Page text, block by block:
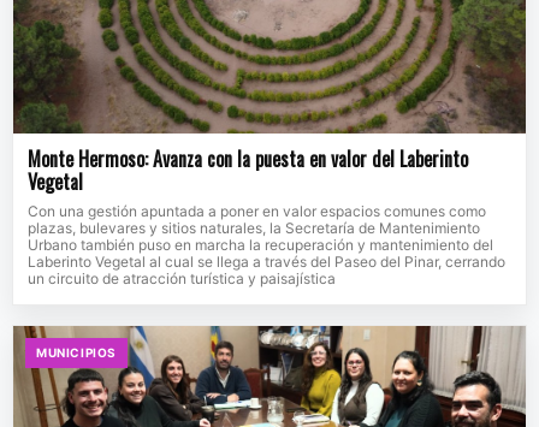
Monte Hermoso: Avanza con la puesta en valor del Laberinto
Vegetal
Con una gestión apuntada a poner en valor espacios comunes como
plazas, bulevares y sitios naturales, la Secretaría de Mantenimiento
Urbano también puso en marcha la recuperación y mantenimiento del
Laberinto Vegetal al cual se llega a través del Paseo del Pinar, cerrando
un circuito de atracción turística y paisajística
MUNICIPIOS